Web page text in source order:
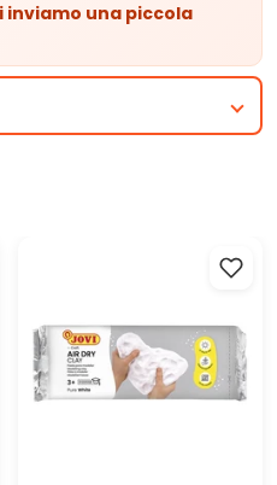
inviamo una piccola
senza cuocere bianca | pesi